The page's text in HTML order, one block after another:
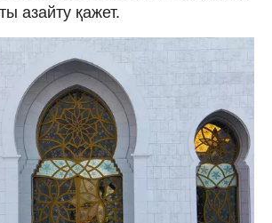
азайту қажет.